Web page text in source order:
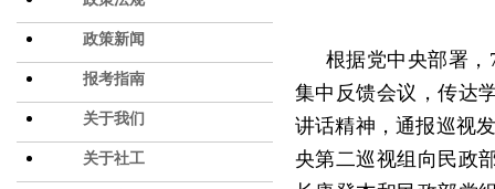
政策新闻
报考指南
关于我们
关于社工
根据党中央部署，
集中反馈会议，传达
讲话精神，通报巡视
央第二巡视组向民政